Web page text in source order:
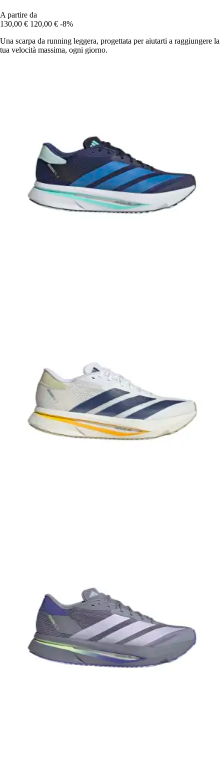
A partire da
130,00 € 120,00 € -8%
Una scarpa da running leggera, progettata per aiutarti a raggiungere la
tua velocità massima, ogni giorno.